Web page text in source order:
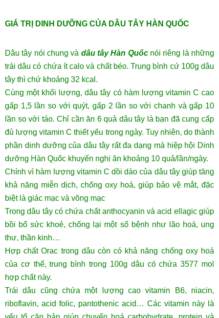
GIÁ TRỊ DINH DƯỠNG CỦA DÂU TÂY HÀN QUỐC
Dâu tây nói chung và dâu tây Hàn Quốcnói riêng là những
trái dâu có chứa ít calo và chất béo. Trung bình cứ 100g dâu
tây thì chứ khoảng 32 kcal.
Cùng một khối lượng, dâu tây có hàm lượng vitamin C cao
gấp 1,5 lần so với quýt, gấp 2 lần so với chanh và gấp 10
lần so với táo. Chỉ cần ăn 6 quả dâu tây là bạn đã cung cấp
đủ lượng vitamin C thiết yếu trong ngày. Tuy nhiên, do thành
phần dinh dưỡng của dâu tây rất đa dạng mà hiệp hội Dinh
dưỡng Hàn Quốc khuyến nghị ăn khoảng 10 quả/lần/ngày.
Chính vì hàm lượng vitamin C dồi dào của dâu tây giúp tăng
khả năng miễn dịch, chống oxy hoá, giúp bảo vệ mắt, đặc
biệt là giác mạc và võng mạc
Trong dâu tây có chứa chất anthocyanin và acid ellagic giúp
bồi bổ sức khoẻ, chống lại một số bệnh như lão hoá, ung
thư, thần kinh…
Hợp chất Orac trong dâu còn có khả năng chống oxy hoá
của cơ thể, trung bình trong 100g dâu có chứa 3577 mol
hợp chất này.
Trái dâu cũng chứa một lượng cao vitamin B6, niacin,
riboflavin, acid folic, pantothenic acid… Các vitamin này là